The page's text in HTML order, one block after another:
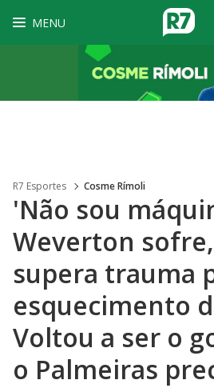
MENU
R7 Esportes Cosme Rímoli
'Não sou
Weverton
supera trauma
esquecimento
Voltou a ser o
o Palmeiras